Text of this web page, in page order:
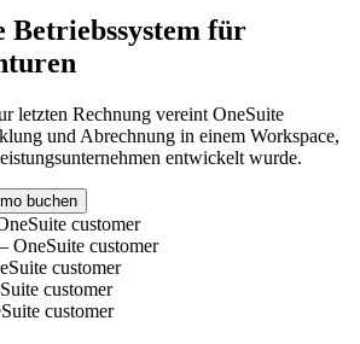
Betriebssystem für
letzten Rechnung vereint OneSuite
und Abrechnung in einem Workspace,
entwickelt wurde.
buchen